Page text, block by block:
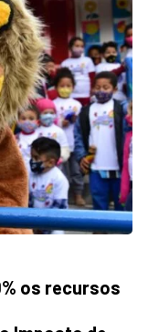
os recursos